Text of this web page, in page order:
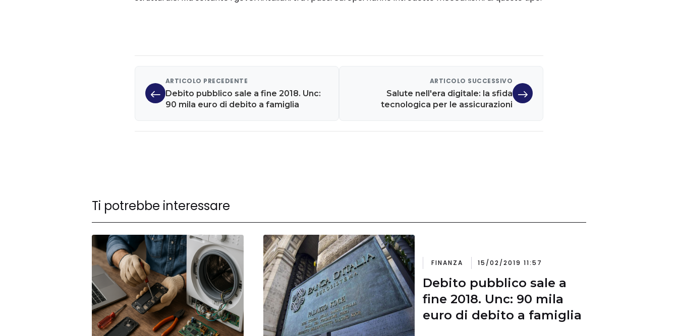
ARTICOLO PRECEDENTE
Debito pubblico sale a fine 2018. Unc:
90 mila euro di debito a famiglia
ARTICOLO SUCCESSIVO
Salute nell'era digitale: la sfida
tecnologica per le assicurazioni
Ti potrebbe interessare
FINANZA 15/02/2019 11:57
Debito pubblico sale a
fine 2018. Unc: 90 mila
euro di debito a famiglia